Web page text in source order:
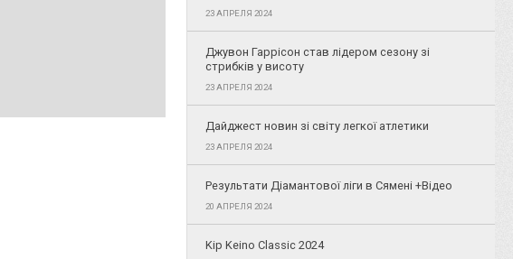
23 АПРЕЛЯ 2024
Джувон Гаррісон став лідером сезону зі
стрибків у висоту
23 АПРЕЛЯ 2024
Дайджест новин зі світу легкої атлетики
23 АПРЕЛЯ 2024
Результати Діамантової ліги в Сямені +Відео
20 АПРЕЛЯ 2024
Kip Keino Classic 2024